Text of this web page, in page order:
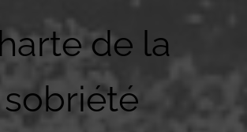
de la
sobriété